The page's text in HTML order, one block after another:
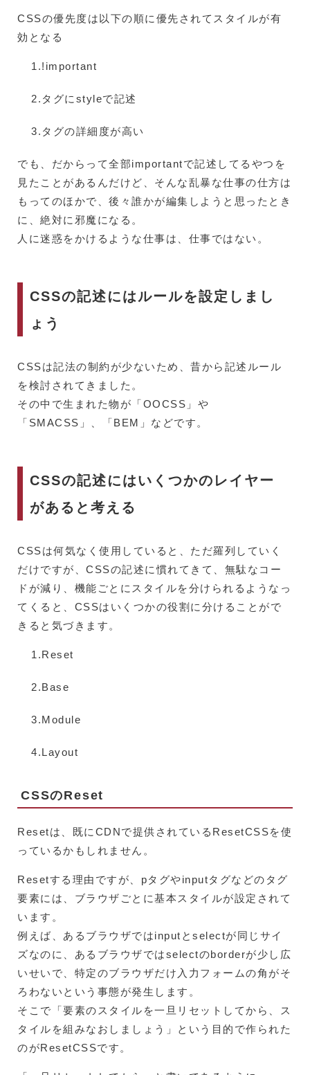
CSSの優先度は以下の順に優先されてスタイルが有
効となる
!important
タグにstyleで記述
タグの詳細度が高い
でも、だからって全部importantで記述してるやつを
見たことがあるんだけど、そんな乱暴な仕事の仕方は
もってのほかで、後々誰かが編集しようと思ったとき
に、絶対に邪魔になる。
人に迷惑をかけるような仕事は、仕事ではない。
CSSの記述にはルールを設定しまし
ょう
CSSは記法の制約が少ないため、昔から記述ルール
を検討されてきました。
その中で生まれた物が「OOCSS」や
「SMACSS」、「BEM」などです。
CSSの記述にはいくつかのレイヤー
があると考える
CSSは何気なく使用していると、ただ羅列していく
だけですが、CSSの記述に慣れてきて、無駄なコー
ドが減り、機能ごとにスタイルを分けられるようなっ
てくると、CSSはいくつかの役割に分けることがで
きると気づきます。
Reset
Base
Module
Layout
CSSのReset
Resetは、既にCDNで提供されているResetCSSを使
っているかもしれません。
Resetする理由ですが、pタグやinputタグなどのタグ
要素には、ブラウザごとに基本スタイルが設定されて
います。
例えば、あるブラウザではinputとselectが同じサイ
ズなのに、あるブラウザではselectのborderが少し広
いせいで、特定のブラウザだけ入力フォームの角がそ
ろわないという事態が発生します。
そこで「要素のスタイルを一旦リセットしてから、ス
タイルを組みなおしましょう」という目的で作られた
のがResetCSSです。